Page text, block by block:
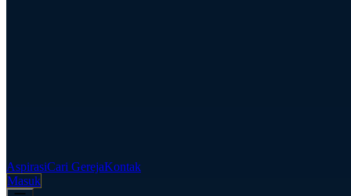
AspirasiCari GerejaKontak
Masuk